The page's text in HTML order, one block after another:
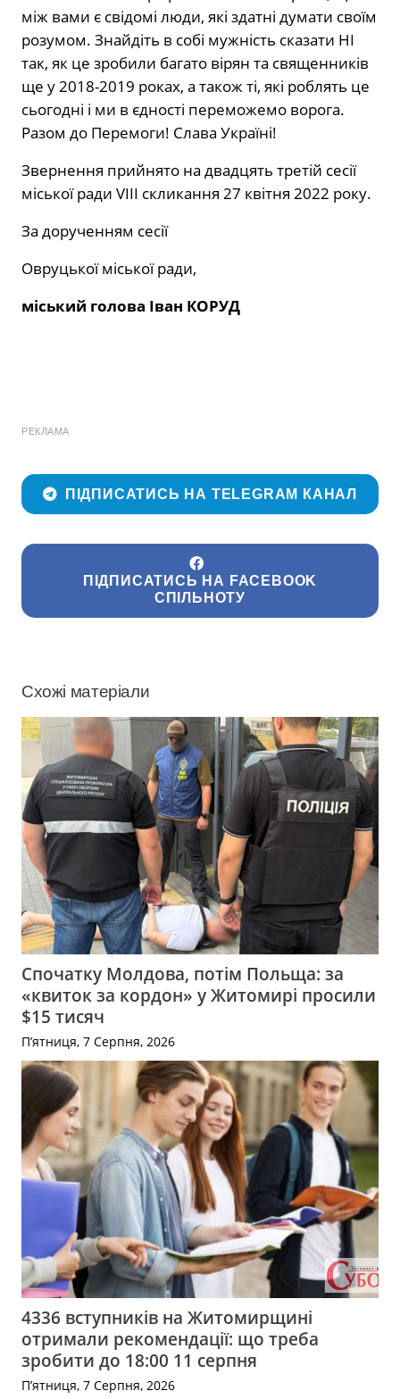
між вами є свідомі люди, які здатні думати своїм
розумом. Знайдіть в собі мужність сказати НІ
так, як це зробили багато вірян та священників
ще у 2018-2019 роках, а також ті, які роблять це
сьогодні і ми в єдності переможемо ворога.
Разом до Перемоги! Слава Україні!
Звернення прийнято на двадцять третій сесії
міської ради VIIІ скликання 27 квітня 2022 року.
За дорученням сесії
Овруцької міської ради,
міський голова Іван КОРУД
РЕКЛАМА
ПІДПИСАТИСЬ НА TELEGRAM КАНАЛ
ПІДПИСАТИСЬ НА FACEBOOK
СПІЛЬНОТУ
Схожі матеріали
Спочатку Молдова, потім Польща: за
«квиток за кордон» у Житомирі просили
$15 тисяч
П’ятниця, 7 Серпня, 2026
4336 вступників на Житомирщині
отримали рекомендації: що треба
зробити до 18:00 11 серпня
П’ятниця, 7 Серпня, 2026